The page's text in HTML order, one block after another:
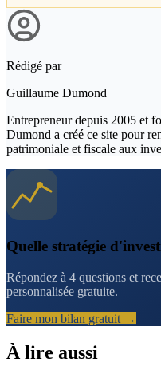
Rédigé par
Guillaume Dumond
Entrepreneur depuis 2005 et
Dumond a créé ce site pour
patrimoniale et fiscale aux
Quelle stratégie
Répondez à 4 questions et
personnalisée gratuite.
Faire mon bilan gratuit →
À lire aussi